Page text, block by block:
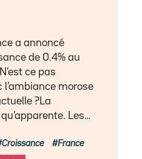
a annoncé
de 0.4% au
ce pas
morose
?La
Les…
Croissance France